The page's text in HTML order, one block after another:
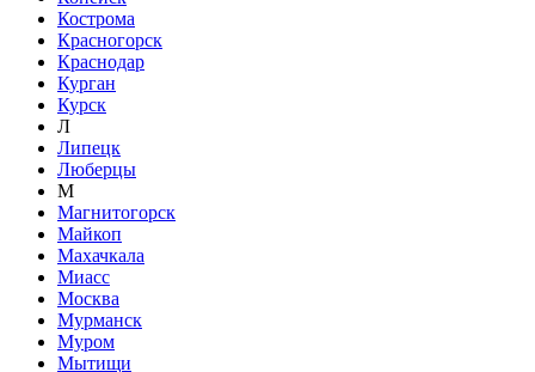
Кострома
Красногорск
Краснодар
Курган
Курск
Л
Липецк
Люберцы
М
Магнитогорск
Майкоп
Махачкала
Миасс
Москва
Мурманск
Муром
Мытищи